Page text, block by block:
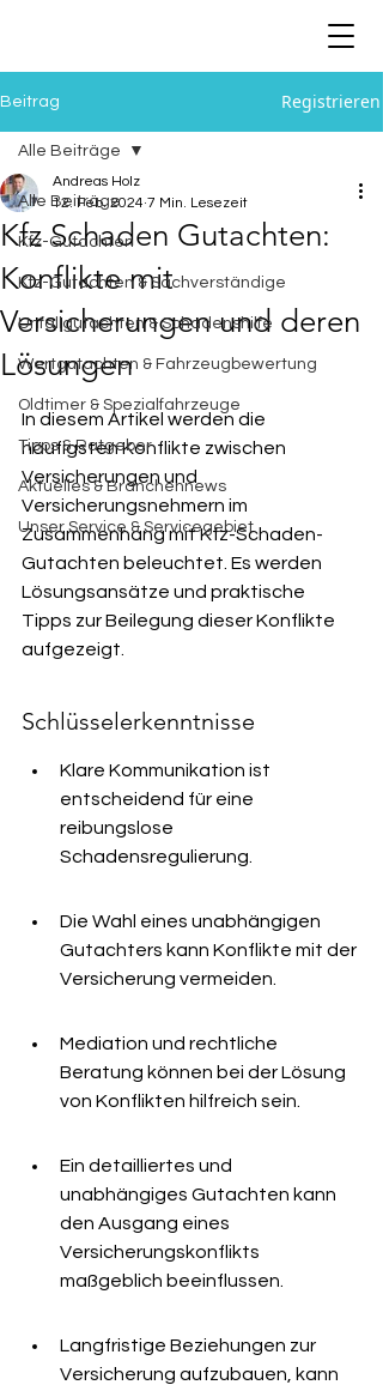
Beitrag Registrieren
Alle Beiträge
Kfz-Gutachten
Kfz-Gutachten & Sachverständige
Unfallgutachten & Schadenshilfe
Wertgutachten & Fahrzeugbewertung
Oldtimer & Spezialfahrzeuge
Tipps & Ratgeber
Aktuelles & Branchennews
Unser Service & Servicegebiet
Alle Beiträge
Kfz Schaden Gutachten:
Konflikte mit
Versicherungen und deren
Lösungen
Andreas Holz
12. Feb. 2024 7 Min. Lesezeit
In diesem Artikel werden die
häufigsten Konflikte zwischen
Versicherungen und
Versicherungsnehmern im
Zusammenhang mit Kfz-Schaden-
Gutachten beleuchtet. Es werden
Lösungsansätze und praktische
Tipps zur Beilegung dieser Konflikte
aufgezeigt.
Schlüsselerkenntnisse
Klare Kommunikation ist
entscheidend für eine
reibungslose
Schadensregulierung.
Die Wahl eines unabhängigen
Gutachters kann Konflikte mit der
Versicherung vermeiden.
Mediation und rechtliche
Beratung können bei der Lösung
von Konflikten hilfreich sein.
Ein detailliertes und
unabhängiges Gutachten kann
den Ausgang eines
Versicherungskonflikts
maßgeblich beeinflussen.
Langfristige Beziehungen zur
Versicherung aufzubauen, kann